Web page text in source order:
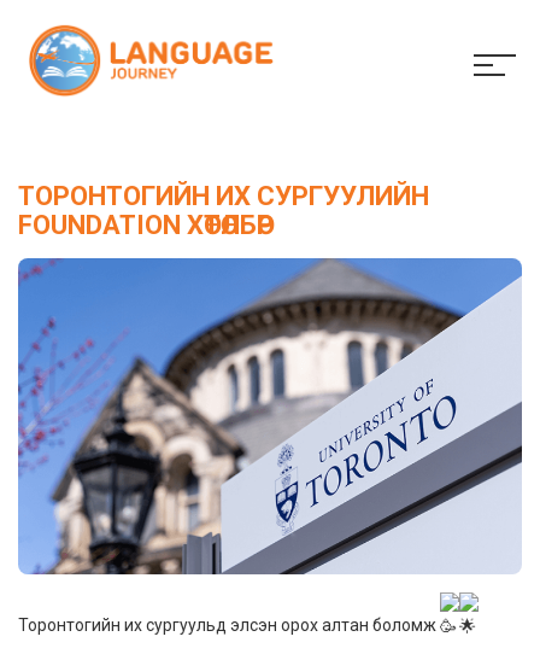
ТОРОНТОГИЙН ИХ СУРГУУЛИЙН
FOUNDATION ХӨТӨЛБӨР
Торонтогийн их сургуульд элсэн орох алтан боломж